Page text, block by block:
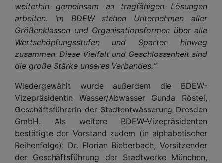
weiterhin gemeinsam an tragfähigen Lösungen
arbeiten. Im BDEW stehen Unternehmen aller
Größenklassen und Organisationsformen über alle
Wertschöpfungsstufen und Sparten hinweg
zusammen. Diese Vielfalt und Geschlossenheit sind
die große Stärke unseres Verbandes.“
Wiedergewählt wurde außerdem die BDEW-
Vizepräsidentin Wasser/Abwasser Gunda Röstel,
Geschäftsführerin der Stadtentwässerung Dresden
GmbH. Als weitere BDEW-Vizepräsidenten
bestätigte der Vorstand zudem (in alphabetischer
Reihenfolge): Dr. Florian Bieberbach, Vorsitzender
der Geschäftsführung der Stadtwerke München,